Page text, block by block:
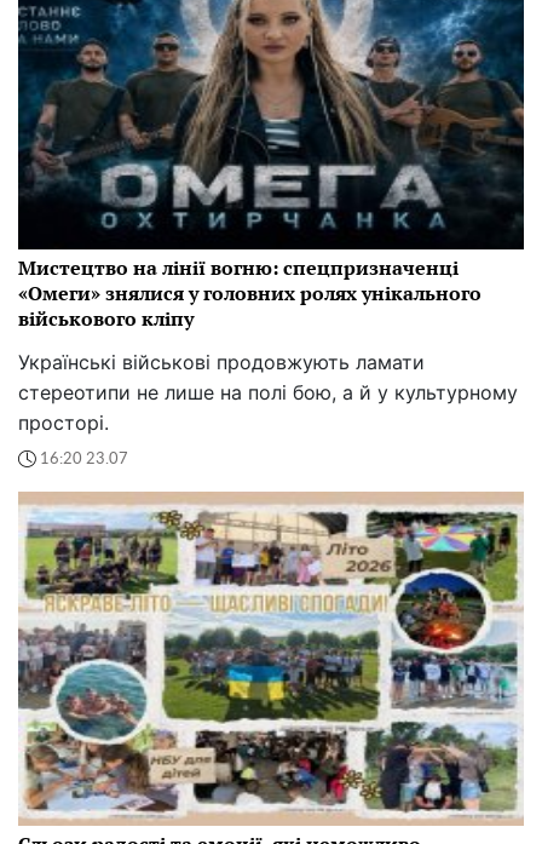
Мистецтво на лінії вогню: спецпризначенці
«Омеги» знялися у головних ролях унікального
військового кліпу
Українські військові продовжують ламати
стереотипи не лише на полі бою, а й у культурному
просторі.
16:20 23.07